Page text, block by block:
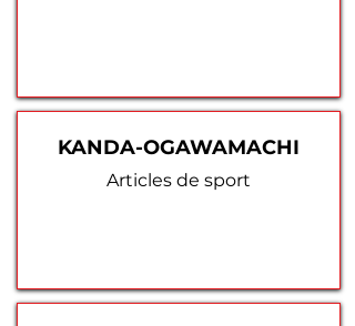
KANDA-OGAWAMACHI
Articles de sport